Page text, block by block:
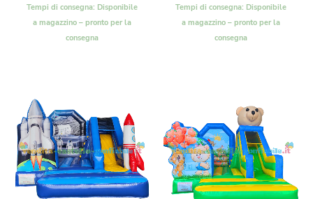
Tempi di consegna: Disponibile
a magazzino – pronto per la
consegna
Tempi di consegna: Disponibile
a magazzino – pronto per la
consegna